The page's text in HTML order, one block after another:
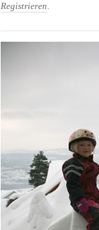
Registrieren.